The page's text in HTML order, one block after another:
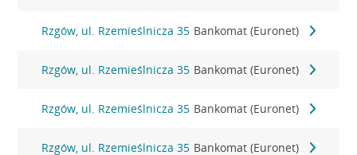
Rzgów, ul. Rzemieślnicza 35 Bankomat (Euronet)
Rzgów, ul. Rzemieślnicza 35 Bankomat (Euronet)
Rzgów, ul. Rzemieślnicza 35 Bankomat (Euronet)
Rzgów, ul. Rzemieślnicza 35 Bankomat (Euronet)